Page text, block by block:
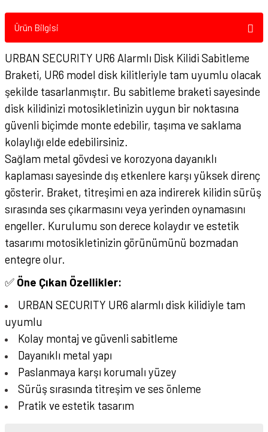
Ürün Bilgisi
URBAN SECURITY UR6 Alarmlı Disk Kilidi Sabitleme
Braketi, UR6 model disk kilitleriyle tam uyumlu olacak
şekilde tasarlanmıştır. Bu sabitleme braketi sayesinde
disk kilidinizi motosikletinizin uygun bir noktasına
güvenli biçimde monte edebilir, taşıma ve saklama
kolaylığı elde edebilirsiniz.
Sağlam metal gövdesi ve korozyona dayanıklı
kaplaması sayesinde dış etkenlere karşı yüksek direnç
gösterir. Braket, titreşimi en aza indirerek kilidin sürüş
sırasında ses çıkarmasını veya yerinden oynamasını
engeller. Kurulumu son derece kolaydır ve estetik
tasarımı motosikletinizin görünümünü bozmadan
entegre olur.
✅ Öne Çıkan Özellikler:
URBAN SECURITY UR6 alarmlı disk kilidiyle tam
uyumlu
Kolay montaj ve güvenli sabitleme
Dayanıklı metal yapı
Paslanmaya karşı korumalı yüzey
Sürüş sırasında titreşim ve ses önleme
Pratik ve estetik tasarım